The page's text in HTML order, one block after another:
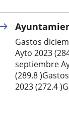
Gastos
Ayto 2023
septiembre
(289.8
2023 (272.4